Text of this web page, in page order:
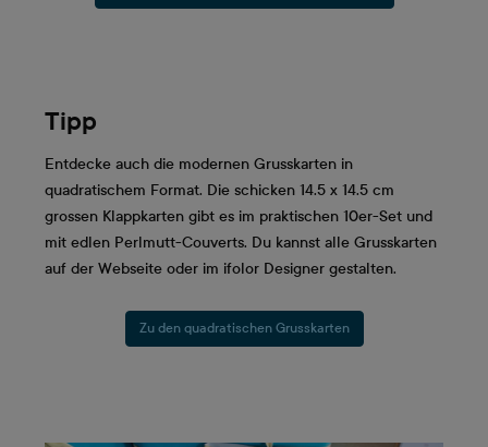
Tipp
Entdecke auch die modernen Grusskarten in
quadratischem Format. Die schicken 14.5 x 14.5 cm
grossen Klappkarten gibt es im praktischen 10er-Set und
mit edlen Perlmutt-Couverts. Du kannst alle Grusskarten
auf der Webseite oder im ifolor Designer gestalten.
Zu den quadratischen Grusskarten